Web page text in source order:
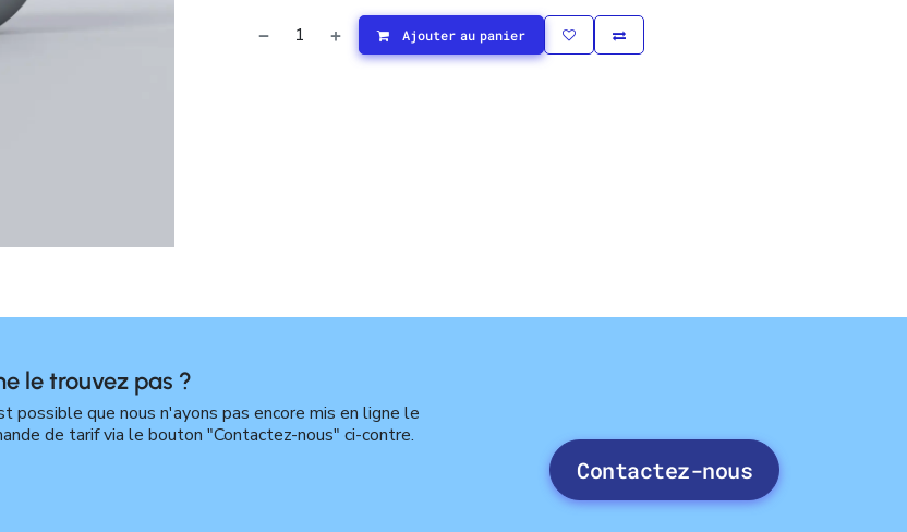
Ajouter au panier
le trouvez pas ?
que nous n'ayons pas encore mis en ligne le
de tarif via le bouton "Contactez-nous" ci-contre.
Contactez-nous